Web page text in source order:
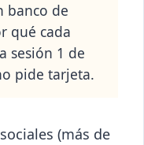
banco de
qué cada
sesión 1 de
pide tarjeta.
(más de